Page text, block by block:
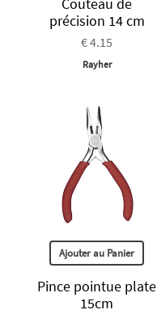
précision 14 cm
€ 4.15
Rayher
Ajouter au Panier
Pince pointue plate
15cm